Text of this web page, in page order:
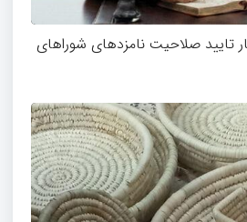
تایید صلاحیت نامزدهای شوراهای